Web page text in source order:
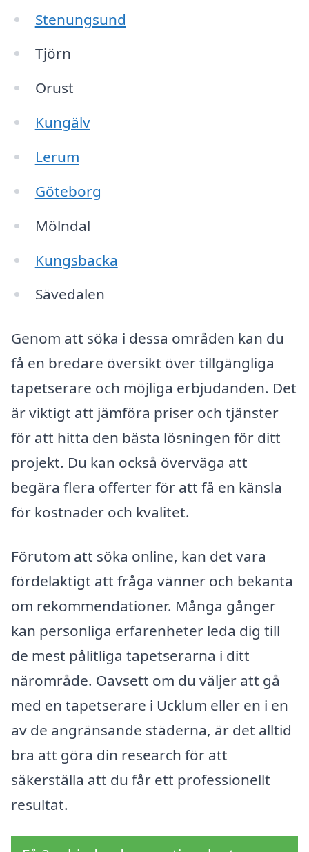
Stenungsund
Tjörn
Orust
Kungälv
Lerum
Göteborg
Mölndal
Kungsbacka
Sävedalen
Genom att söka i dessa områden kan du
få en bredare översikt över tillgängliga
tapetserare och möjliga erbjudanden. Det
är viktigt att jämföra priser och tjänster
för att hitta den bästa lösningen för ditt
projekt. Du kan också överväga att
begära flera offerter för att få en känsla
för kostnader och kvalitet.
Förutom att söka online, kan det vara
fördelaktigt att fråga vänner och bekanta
om rekommendationer. Många gånger
kan personliga erfarenheter leda dig till
de mest pålitliga tapetserarna i ditt
närområde. Oavsett om du väljer att gå
med en tapetserare i Ucklum eller en i en
av de angränsande städerna, är det alltid
bra att göra din research för att
säkerställa att du får ett professionellt
resultat.